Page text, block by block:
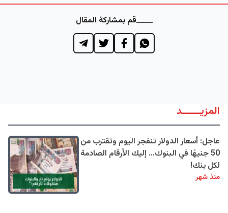
قم بمشاركة المقال
المزيــــــد
عاجل: أسعار الدولار تنفجر اليوم وتقترب من
50 جنيهًا في البنوك... إليك الأرقام الصادمة
لكل بنك!
منذ شهر